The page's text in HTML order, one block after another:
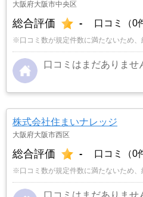
大阪府大阪市中央区
総合評価 - 口コミ（0
※口コミ数が規定件数に満たないため、
口コミはまだありませ
株式会社住まいナレッジ
大阪府大阪市西区
総合評価 - 口コミ（0
※口コミ数が規定件数に満たないため、
口コミはまだありませ